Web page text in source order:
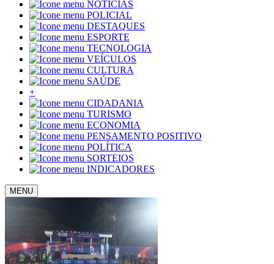
NOTÍCIAS
POLICIAL
DESTAQUES
ESPORTE
TECNOLOGIA
VEÍCULOS
CULTURA
SAÚDE
+
CIDADANIA
TURISMO
ECONOMIA
PENSAMENTO POSITIVO
POLÍTICA
SORTEIOS
INDICADORES
MENU